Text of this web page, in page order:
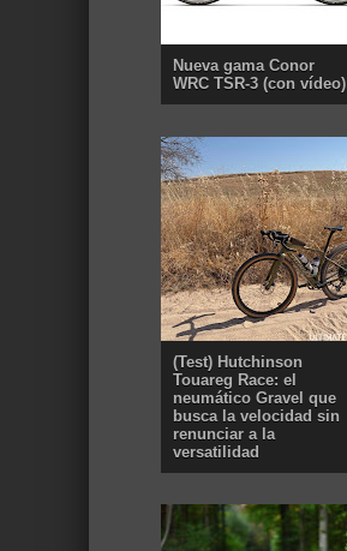
Nueva gama Conor
WRC TSR-3 (con vídeo)
(Test) Hutchinson
Touareg Race: el
neumático Gravel que
busca la velocidad sin
renunciar a la
versatilidad